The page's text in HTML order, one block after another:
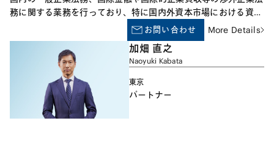
務に関する業務を行っており、特に国内外資本市場における資金
調達、株式公開等の案件や金融業界再編に伴う各種案件に携わっ
ています。
お問い合わせ More Details
加畑 直之
Naoyuki Kabata
東京
パートナー